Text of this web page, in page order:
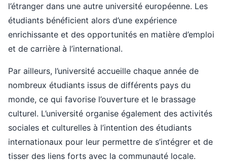
l’étranger dans une autre université européenne. Les
étudiants bénéficient alors d’une expérience
enrichissante et des opportunités en matière d’emploi
et de carrière à l’international.
Par ailleurs, l’université accueille chaque année de
nombreux étudiants issus de différents pays du
monde, ce qui favorise l’ouverture et le brassage
culturel. L’université organise également des activités
sociales et culturelles à l’intention des étudiants
internationaux pour leur permettre de s’intégrer et de
tisser des liens forts avec la communauté locale.